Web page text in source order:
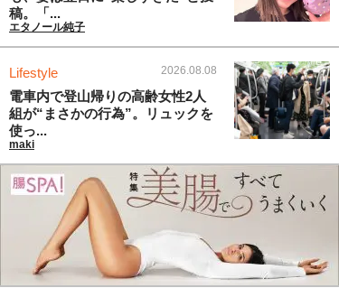
稿。「...
エタノール純子
Lifestyle 2026.08.08
電車内で登山帰りの高齢女性2人
組が“まさかの行為”。リュックを
使っ...
maki